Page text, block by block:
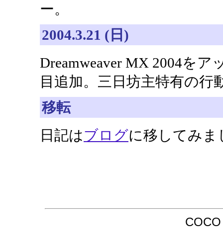
ー。
2004.3.21 (日)
Dreamweaver MX 2004を
目追加。三日坊主特有の行
移転
日記はブログに移してみま